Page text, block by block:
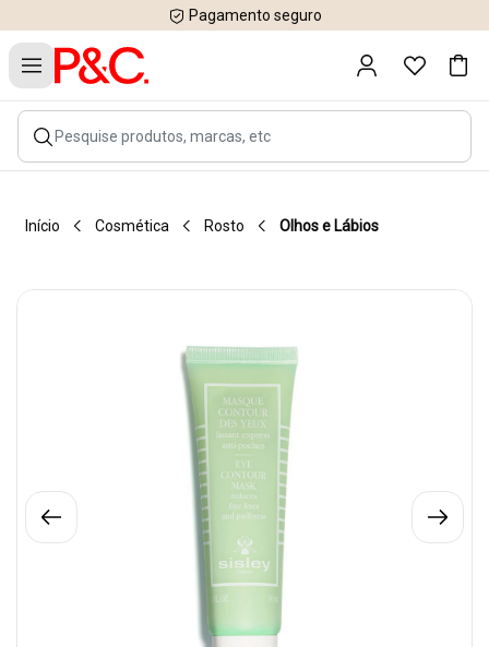
Pagamento seguro
Início Cosmética Rosto Olhos e Lábios